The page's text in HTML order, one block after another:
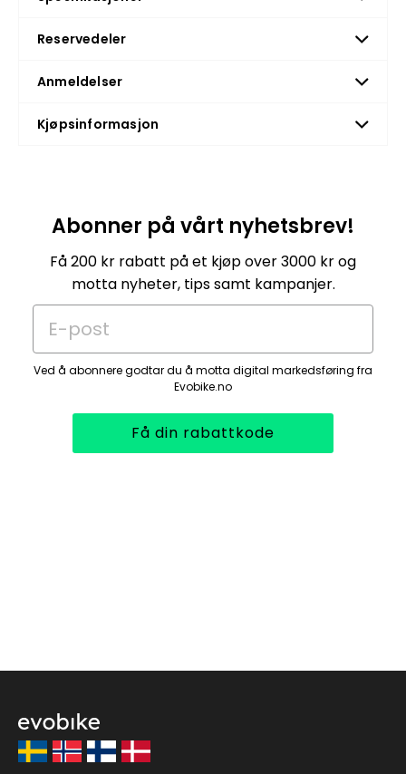
Reservedeler
Anmeldelser
Kjøpsinformasjon
Abonner på vårt nyhetsbrev!
Få 200 kr rabatt på et kjøp over 3000 kr og
motta nyheter, tips samt kampanjer.
E-post
Ved å abonnere godtar du å motta digital markedsføring fra
Evobike.no
Få din rabattkode